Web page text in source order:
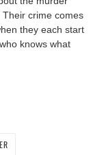
crime comes
they each start
knows what